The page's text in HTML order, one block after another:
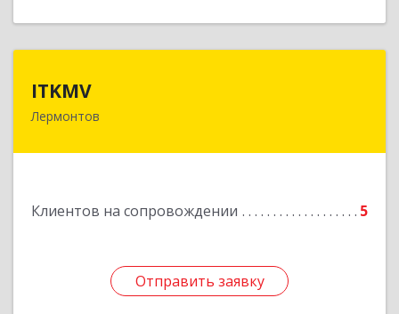
ITKMV
Лермонтов
Клиентов на сопровождении 5
Отправить заявку
Отправить заявку